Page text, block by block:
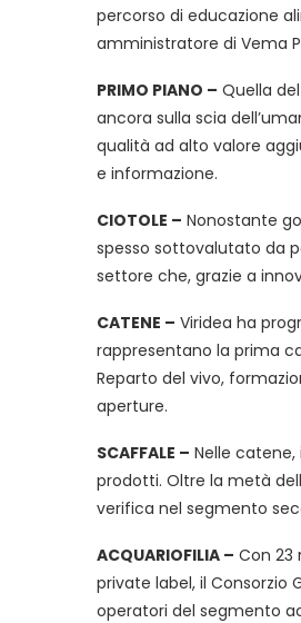
percorso di educazione
amministratore di Vema
PRIMO PIANO – Quella
ancora sulla scia
qualità ad alto valore
e informazione.
CIOTOLE – Nonostante
spesso sottovalutato da
settore che, grazie a
CATENE – Viridea ha
rappresentano la prima
Reparto del vivo,
aperture.
SCAFFALE – Nelle catene,
prodotti. Oltre la metà
verifica nel segmento
ACQUARIOFILIA – Con 23
private label, il Consorzio
operatori del segmento